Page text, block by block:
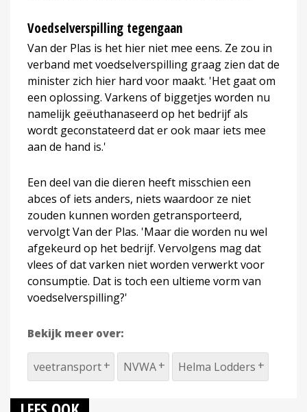
Voedselverspilling tegengaan
Van der Plas is het hier niet mee eens. Ze zou in
verband met voedselverspilling graag zien dat de
minister zich hier hard voor maakt. 'Het gaat om
een oplossing. Varkens of biggetjes worden nu
namelijk geëuthanaseerd op het bedrijf als
wordt geconstateerd dat er ook maar iets mee
aan de hand is.'
Een deel van die dieren heeft misschien een
abces of iets anders, niets waardoor ze niet
zouden kunnen worden getransporteerd,
vervolgt Van der Plas. 'Maar die worden nu wel
afgekeurd op het bedrijf. Vervolgens mag dat
vlees of dat varken niet worden verwerkt voor
consumptie. Dat is toch een ultieme vorm van
voedselverspilling?'
Bekijk meer over:
veetransport NVWA Helma Lodders